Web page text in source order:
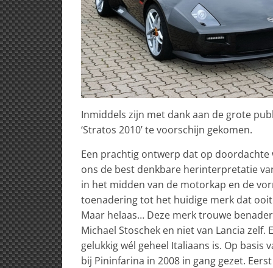
Inmiddels zijn met dank aan de grote
‘Stratos 2010’ te voorschijn gekomen.
Een prachtig ontwerp dat op
ons de best denkbare herinterpretatie
in het midden van de motorkap en de
toenadering tot het huidige merk dat
Maar helaas… Deze merk trouwe
Michael Stoschek en niet van Lancia zelf.
gelukkig wél geheel Italiaans is. Op basis
bij Pininfarina in 2008 in gang gezet.